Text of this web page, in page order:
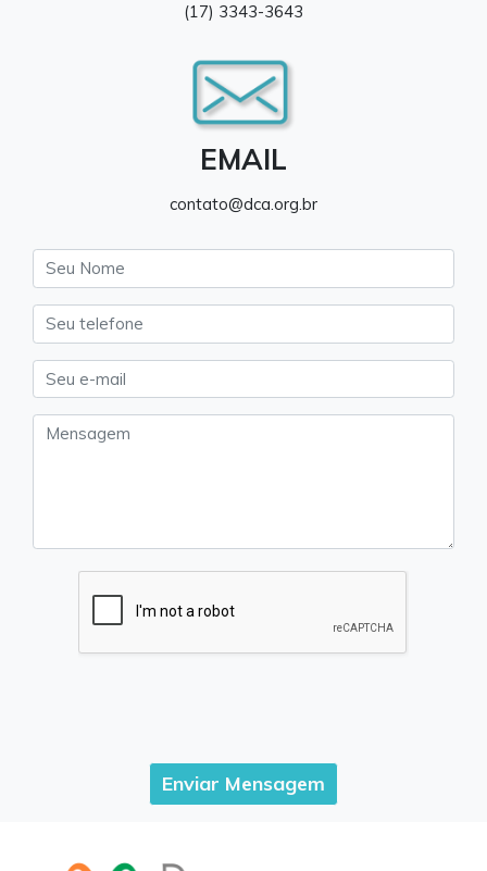
(17) 3343-3643
EMAIL
contato@dca.org.br
Enviar Mensagem